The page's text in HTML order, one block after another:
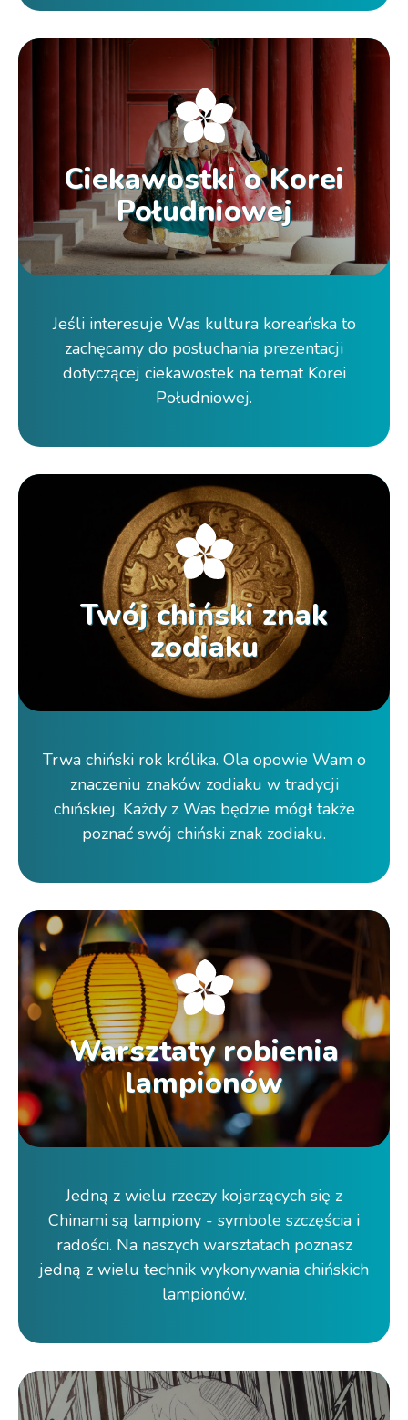
Ciekawostki o Korei
Południowej
Jeśli interesuje Was kultura koreańska to
zachęcamy do posłuchania prezentacji
dotyczącej ciekawostek na temat Korei
Południowej.
Twój chiński znak
zodiaku
Trwa chiński rok królika. Ola opowie Wam o
znaczeniu znaków zodiaku w tradycji
chińskiej. Każdy z Was będzie mógł także
poznać swój chiński znak zodiaku.
Warsztaty robienia
lampionów
Jedną z wielu rzeczy kojarzących się z
Chinami są lampiony - symbole szczęścia i
radości. Na naszych warsztatach poznasz
jedną z wielu technik wykonywania chińskich
lampionów.